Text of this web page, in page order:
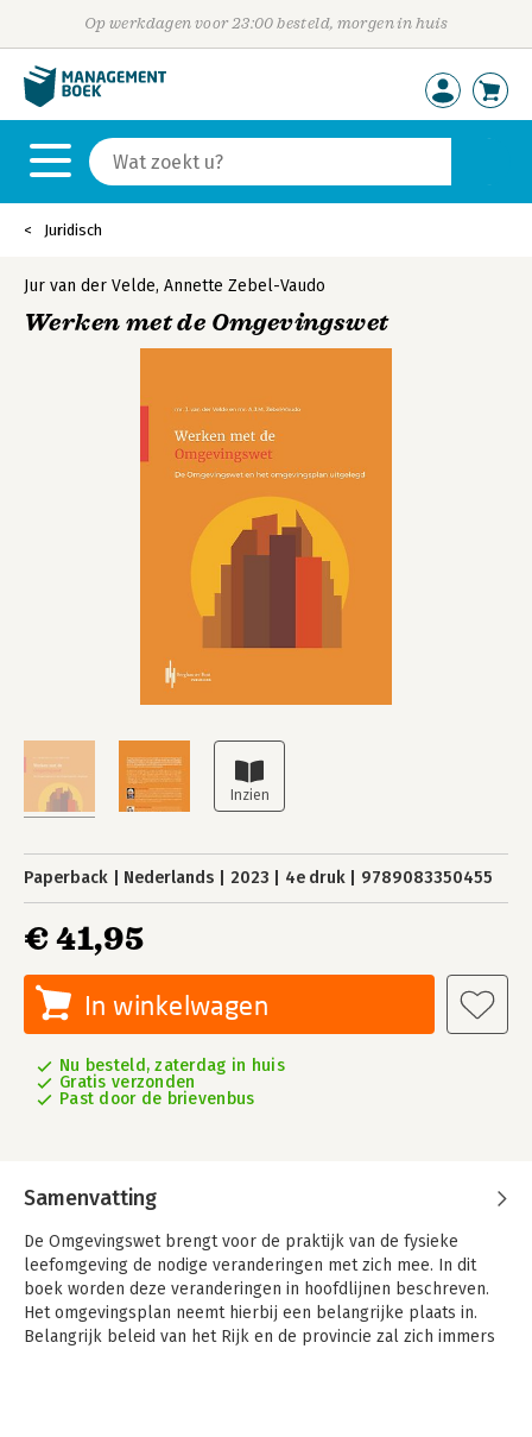
Op werkdagen voor 23:00 besteld, morgen in huis
Juridisch
Jur van der Velde, Annette Zebel-Vaudo
Werken met de Omgevingswet
Paperback Nederlands 2023 4e druk 9789083350455
€ 41,95
In winkelwagen
Nu besteld, zaterdag in huis
Gratis verzonden
Past door de brievenbus
Samenvatting
De Omgevingswet brengt voor de praktijk van de fysieke
leefomgeving de nodige veranderingen met zich mee. In dit
boek worden deze veranderingen in hoofdlijnen beschreven.
Het omgevingsplan neemt hierbij een belangrijke plaats in.
Belangrijk beleid van het Rijk en de provincie zal zich immers